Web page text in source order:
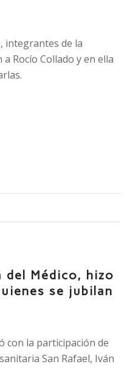
integrantes de la
Rocío Collado y en ella
del Médico, hizo
se jubilan
con la participación de
San Rafael, Iván